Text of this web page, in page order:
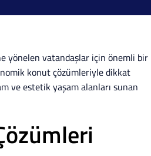
yönelen vatandaşlar için önemli bir
konut çözümleriyle dikkat
ve estetik yaşam alanları sunan